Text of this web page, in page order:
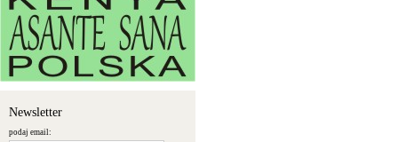
Newsletter
podaj email: